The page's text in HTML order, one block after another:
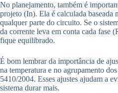
No planejamento, também é
projeto (In). Ela é calculada baseada
qualquer parte do circuito. Se o
da corrente leva em conta cada fase
fique equilibrado.
É bom lembrar da importância de
na temperatura e no agrupamento
5410/2004. Esses ajustes ajudam a
sistema durar mais.